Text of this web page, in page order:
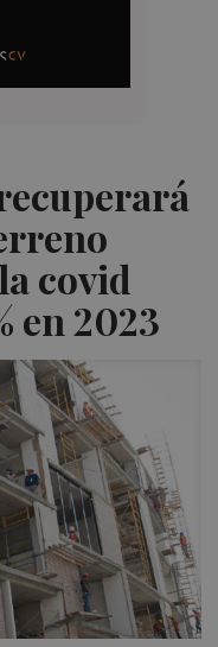
covid
en 2023